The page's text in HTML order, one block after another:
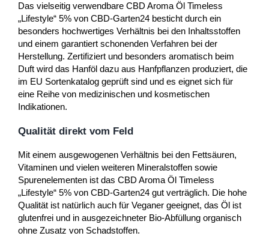
Das vielseitig verwendbare CBD Aroma Öl Timeless
„Lifestyle“ 5% von CBD-Garten24 besticht durch ein
besonders hochwertiges Verhältnis bei den Inhaltsstoffen
und einem garantiert schonenden Verfahren bei der
Herstellung. Zertifiziert und besonders aromatisch beim
Duft wird das Hanföl dazu aus Hanfpflanzen produziert, die
im EU Sortenkatalog geprüft sind und es eignet sich für
eine Reihe von medizinischen und kosmetischen
Indikationen.
Qualität direkt vom Feld
Mit einem ausgewogenen Verhältnis bei den Fettsäuren,
Vitaminen und vielen weiteren Mineralstoffen sowie
Spurenelementen ist das CBD Aroma Öl Timeless
„Lifestyle“ 5% von CBD-Garten24 gut verträglich. Die hohe
Qualität ist natürlich auch für Veganer geeignet, das Öl ist
glutenfrei und in ausgezeichneter Bio-Abfüllung organisch
ohne Zusatz von Schadstoffen.